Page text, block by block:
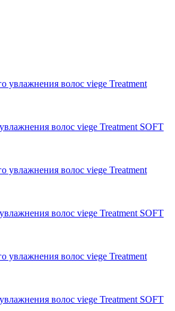
волос viege Treatment SOFT
волос viege Treatment SOFT
волос viege Treatment SOFT